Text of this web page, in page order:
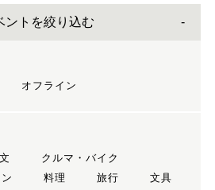
ントを絞り込む
オフライン
クルマ・バイク
料理 旅行
文具